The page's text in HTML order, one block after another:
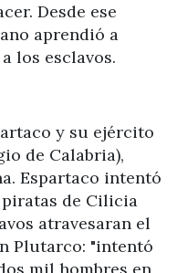
Desde ese
aprendió a
los esclavos.
y su ejército
de Calabria),
Espartaco intentó
de Cilicia
atravesaran el
Plutarco: "intentó